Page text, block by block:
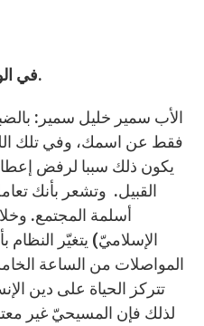
في الواقع، تُذكر الديانة على الهويّة.
الأب سمير خليل سمير:
فقط عن اسمك، وفي تلك
يكون ذلك سببا لرفض
القبيل. وتشعر بأنك
أسلمة المجتمع.
الإسلاميّ) يتغيّر النظام
المواصلات من الساعة
تتركز الحياة على دين
لذلك فإن المسيحيّ غير